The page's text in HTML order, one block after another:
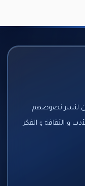
لنشر نصوصهم
و الثقافة و الفكر